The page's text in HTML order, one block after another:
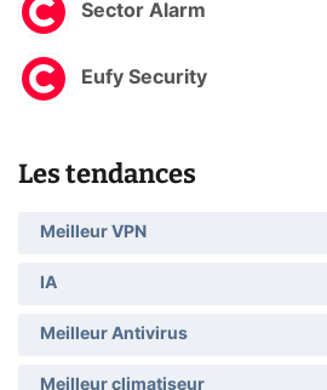
Sector Alarm
Eufy Security
Les tendances
Meilleur VPN
IA
Meilleur Antivirus
Meilleur climatiseur